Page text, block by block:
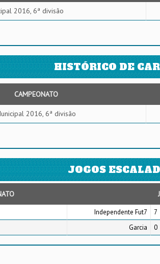
2016, 6ª divisão
HISTÓRICO DE
CAMPEONATO
2016, 6ª divisão
JOGOS
Independente Fut7 7
Garcia 0